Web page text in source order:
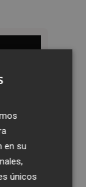
en su
únicos